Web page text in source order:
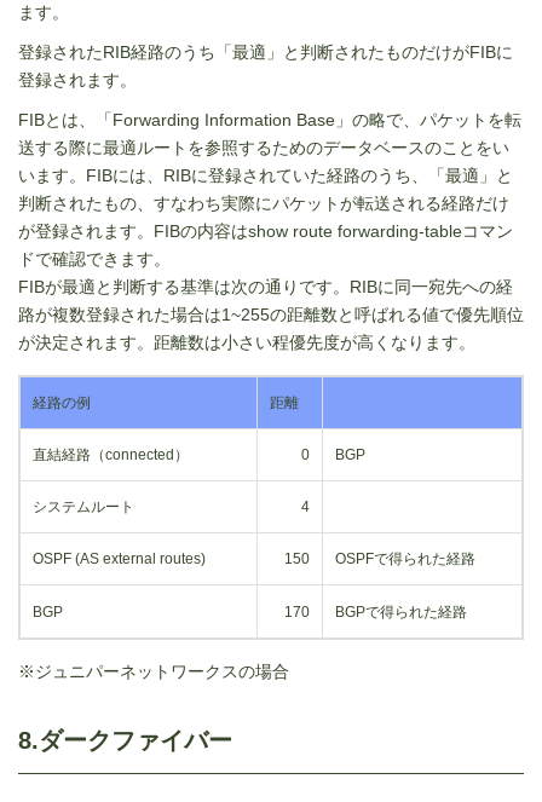
ます。
登録されたRIB経路のうち「最適」と判断されたものだけがFIBに
登録されます。
FIBとは、「Forwarding Information Base」の略で、パケットを転
送する際に最適ルートを参照するためのデータベースのことをい
います。FIBには、RIBに登録されていた経路のうち、「最適」と
判断されたもの、すなわち実際にパケットが転送される経路だけ
が登録されます。FIBの内容はshow route forwarding-tableコマン
ドで確認できます。
FIBが最適と判断する基準は次の通りです。RIBに同一宛先への経
路が複数登録された場合は1~255の距離数と呼ばれる値で優先順位
が決定されます。距離数は小さい程優先度が高くなります。
経路の例 距離
直結経路（connected） 0 BGP
システムルート 4
OSPF (AS external routes) 150 OSPFで得られた経路
BGP 170 BGPで得られた経路
※ジュニパーネットワークスの場合
8.ダークファイバー